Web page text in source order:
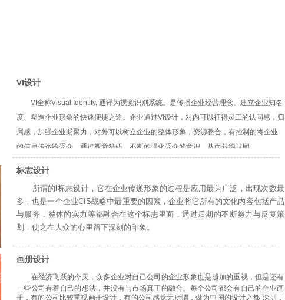
画册设计
标志设计
VI设计
VI全称Visual Identity, 通译为视觉识别系统。​ 是传播企业经营理念、建立企业知名
度、塑造企业形象的快速便捷之途。企业通过VI设计，对内可以征得员工的认同感，归
属感，加强企业凝聚力 ，对外可以树立企业的整体形象， 资源整合 ，有控制的将企业
的信息传达给受众，通过视觉符码，不断的强化受众的意识，从而获得认同。
所谓的l标志设计，它在企业传递形象的过程是应用最为广泛，出现次数最
多，也是一个企业CIS战略中最重要的因素，企业将它所有的文化内容包括产品
与服务，整体的实力等都融合在这个标志里面，通过后期的不断努力与反复策
划，使之在大众的心里留下深刻的印象。
西。所以，你不能把标志设计当成一个“很小”的设计工作。标志设计是一个公司中最重
要的设计，并且将会影响到公司未来的设计和品牌决策。从下面的 文章中，你将会学
习必要的设计步骤来为你自己的工作或者潜在客户设计一个无与伦比的标志。
什么是一个好的logo？
在经济飞跃的今天，众多企业对自己公司的企业形象也是越加的重视，但是还有
一些公司有着自己的想法，并没有与市场真正的融合。每个公司都会有自己的企业画
册，有的公司比较重视画册设计，有的公司感觉无所谓，做为中国的设计之都-深圳，